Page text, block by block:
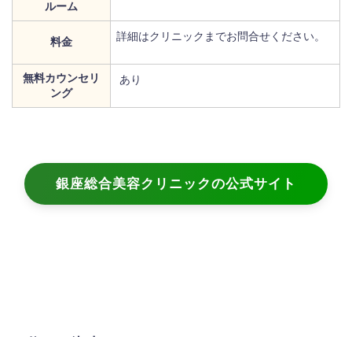
ルーム
料金 詳細はクリニックまでお問合せください。
無料カウンセリ
ング
あり
銀座総合美容クリニックの公式サイト